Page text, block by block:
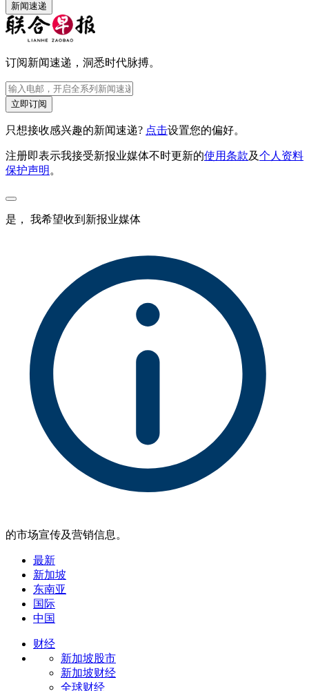
新闻速递
订阅新闻速递，洞悉时代脉搏。
立即订阅
只想接收感兴趣的新闻速递? 点击设置您的偏好。
注册即表示我接受新报业媒体不时更新的使用条款及个人资料
保护声明 。
是， 我希望收到新报业媒体
的市场宣传及营销信息。
最新
新加坡
东南亚
国际
中国
财经
新加坡股市
新加坡财经
全球财经